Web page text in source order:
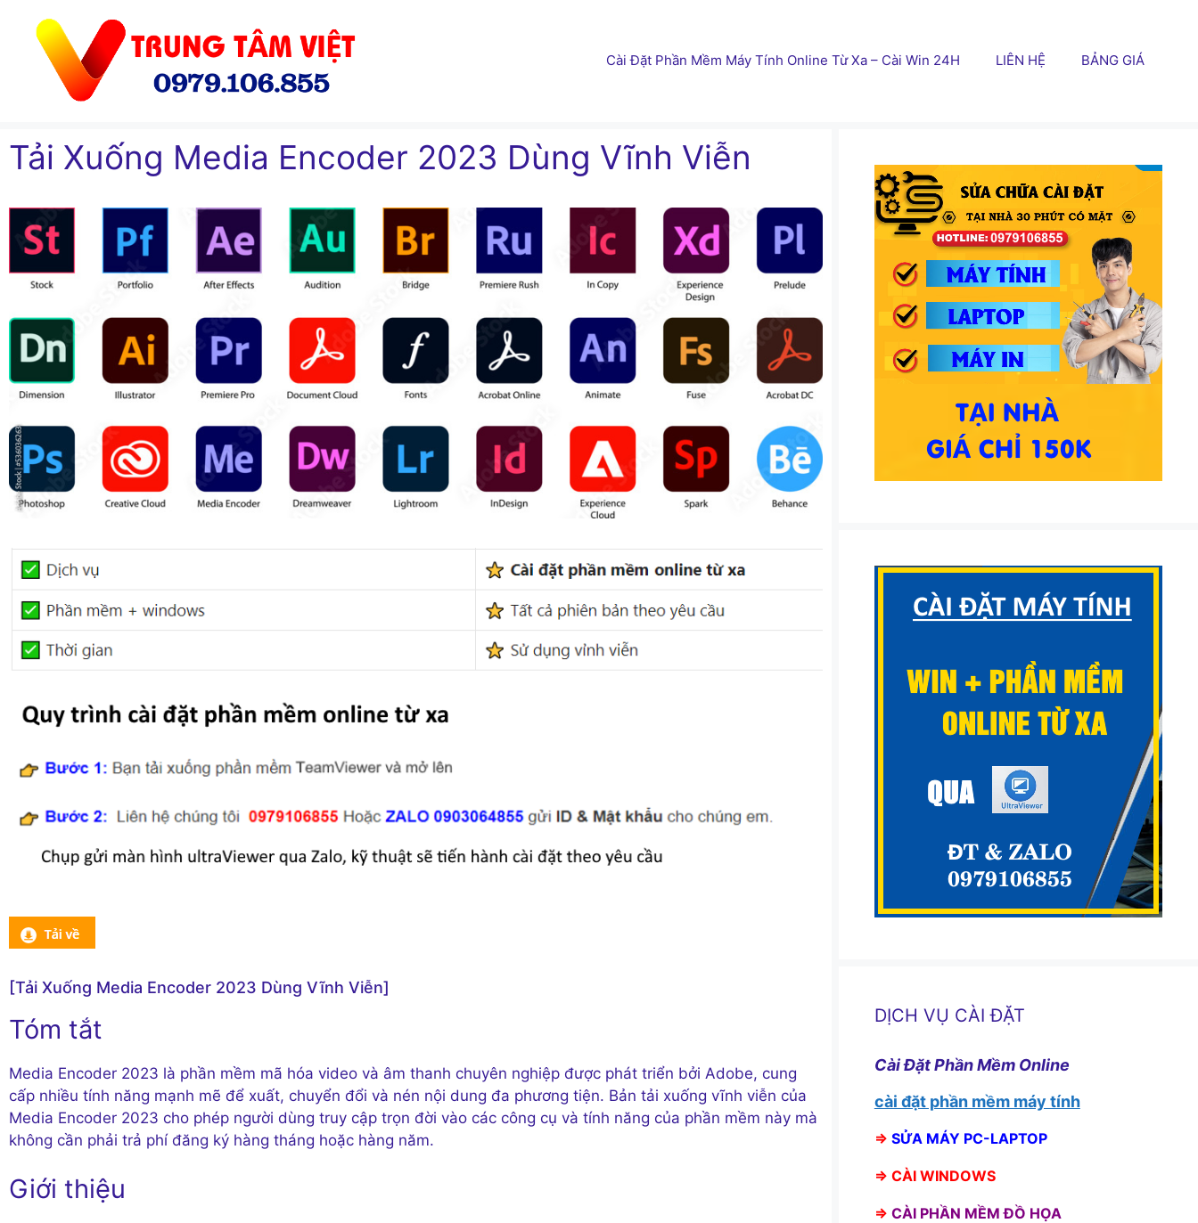
Cài Đặt Phần Mềm Máy Tính Online Từ Xa – Cài Win 24H LIÊN HỆ BẢNG GIÁ
Tải Xuống Media Encoder 2023 Dùng Vĩnh Viễn
[Tải Xuống Media Encoder 2023 Dùng Vĩnh Viễn]
Tóm tắt
Media Encoder 2023 là phần mềm mã hóa video và âm thanh chuyên nghiệp được phát triển bởi Adobe, cung
cấp nhiều tính năng mạnh mẽ để xuất, chuyển đổi và nén nội dung đa phương tiện. Bản tải xuống vĩnh viễn của
Media Encoder 2023 cho phép người dùng truy cập trọn đời vào các công cụ và tính năng của phần mềm này mà
không cần phải trả phí đăng ký hàng tháng hoặc hàng năm.
Giới thiệu
DỊCH VỤ CÀI ĐẶT
Cài Đặt Phần Mềm Online
cài đặt phần mềm máy tính
⇒ SỬA MÁY PC-LAPTOP
⇒ CÀI WINDOWS
⇒ CÀI PHẦN MỀM ĐỒ HỌA